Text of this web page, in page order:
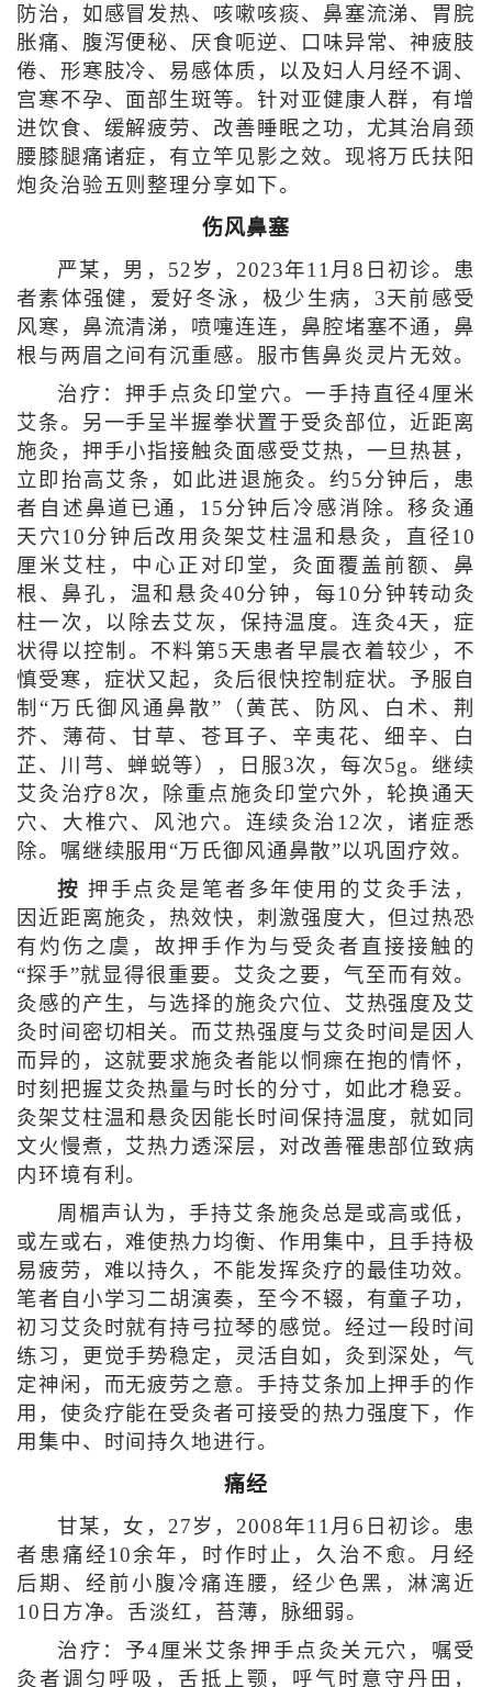
防治，如感冒发热、咳嗽咳痰、鼻塞流涕、胃脘
胀痛、腹泻便秘、厌食呃逆、口味异常、神疲肢
倦、形寒肢冷、易感体质，以及妇人月经不调、
宫寒不孕、面部生斑等。针对亚健康人群，有增
进饮食、缓解疲劳、改善睡眠之功，尤其治肩颈
腰膝腿痛诸症，有立竿见影之效。现将万氏扶阳
炮灸治验五则整理分享如下。
伤风鼻塞
严某，男，52岁，2023年11月8日初诊。患
者素体强健，爱好冬泳，极少生病，3天前感受
风寒，鼻流清涕，喷嚏连连，鼻腔堵塞不通，鼻
根与两眉之间有沉重感。服市售鼻炎灵片无效。
治疗：押手点灸印堂穴。一手持直径4厘米
艾条。另一手呈半握拳状置于受灸部位，近距离
施灸，押手小指接触灸面感受艾热，一旦热甚，
立即抬高艾条，如此进退施灸。约5分钟后，患
者自述鼻道已通，15分钟后冷感消除。移灸通
天穴10分钟后改用灸架艾柱温和悬灸，直径10
厘米艾柱，中心正对印堂，灸面覆盖前额、鼻
根、鼻孔，温和悬灸40分钟，每10分钟转动灸
柱一次，以除去艾灰，保持温度。连灸4天，症
状得以控制。不料第5天患者早晨衣着较少，不
慎受寒，症状又起，灸后很快控制症状。予服自
制“万氏御风通鼻散”（黄芪、防风、白术、荆
芥、薄荷、甘草、苍耳子、辛夷花、细辛、白
芷、川芎、蝉蜕等），日服3次，每次5g。继续
艾灸治疗8次，除重点施灸印堂穴外，轮换通天
穴、大椎穴、风池穴。连续灸治12次，诸症悉
除。嘱继续服用“万氏御风通鼻散”以巩固疗效。
按 押手点灸是笔者多年使用的艾灸手法，
因近距离施灸，热效快，刺激强度大，但过热恐
有灼伤之虞，故押手作为与受灸者直接接触的
“探手”就显得很重要。艾灸之要，气至而有效。
灸感的产生，与选择的施灸穴位、艾热强度及艾
灸时间密切相关。而艾热强度与艾灸时间是因人
而异的，这就要求施灸者能以恫瘝在抱的情怀，
时刻把握艾灸热量与时长的分寸，如此才稳妥。
灸架艾柱温和悬灸因能长时间保持温度，就如同
文火慢煮，艾热力透深层，对改善罹患部位致病
内环境有利。
周楣声认为，手持艾条施灸总是或高或低，
或左或右，难使热力均衡、作用集中，且手持极
易疲劳，难以持久，不能发挥灸疗的最佳功效。
笔者自小学习二胡演奏，至今不辍，有童子功，
初习艾灸时就有持弓拉琴的感觉。经过一段时间
练习，更觉手势稳定，灵活自如，灸到深处，气
定神闲，而无疲劳之意。手持艾条加上押手的作
用，使灸疗能在受灸者可接受的热力强度下，作
用集中、时间持久地进行。
痛经
甘某，女，27岁，2008年11月6日初诊。患
者患痛经10余年，时作时止，久治不愈。月经
后期、经前小腹冷痛连腰，经少色黑，淋漓近
10日方净。舌淡红，苔薄，脉细弱。
治疗：予4厘米艾条押手点灸关元穴，嘱受
灸者调匀呼吸，舌抵上颚，呼气时意守丹田，